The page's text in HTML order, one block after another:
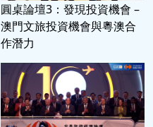
圓桌論壇3：發現投資機會 –
澳門文旅投資機會與粵澳合
作潛力